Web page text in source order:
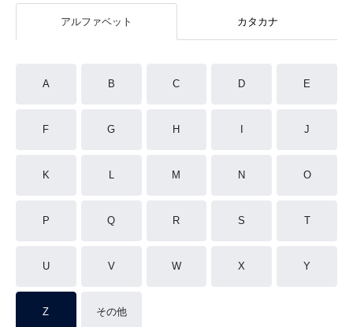
アルファベット カタカナ
A B C D E
F G H J
K L M N O
P Q R S T
U V W X Y
Z その他